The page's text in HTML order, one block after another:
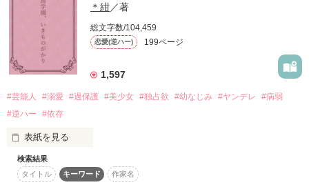
作品を読む
A.長男『メイドってよりメンドー、な』
(韻踏んでやがる)
次男『さっさと消えてくれよ』
(嫌われすぎだろ)
三男『え？おれの犬のこと？』
(せめてもの尊厳)
末の子『……だれ？』
(おい認知問題)
【本気を出した美男子幼馴染み】
一色 彼方
（ｲｯｼｷ ｶﾅﾀ）
△
超積極的になった幼馴染みに、
もう私はたじたじで……
『彼氏がいるってのに他の男のために泣いて、
挙げ句そいつに抱かれてんだよきみ』
おねがい。
あなた(きみ)だけは
わたし(ぼく)を否定しないで。
隣にいてくれるなら、生きても死んでもいい。
もっと、依存して。
⿻*⌖.:˚◌˳˚⌖ ⿻*⌖.:˚◌˳˚⌖ ⿻*⌖.:˚◌˳˚⌖ ⿻
＊紺／著
総文字数/104,459
恋愛(逆ハー) 199ページ
1,597
#芸能人 #溺愛 #過保護 #美少女 #独占欲 #幼なじみ #ヤンデレ
#病弱
#逆ハー
#依存
表紙を見る
ジャンルを学園→逆ハーに変更しました。
2025/4/24
検索結果
タイトル
キーワード 作家名